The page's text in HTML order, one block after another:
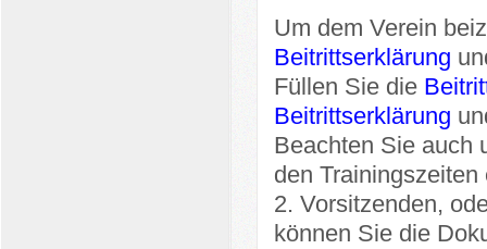
Um dem Verein
Beitrittserklärung
Füllen Sie die
Beitrittserklärung
Beachten Sie auch
den
2. Vorsitzenden,
können Sie die